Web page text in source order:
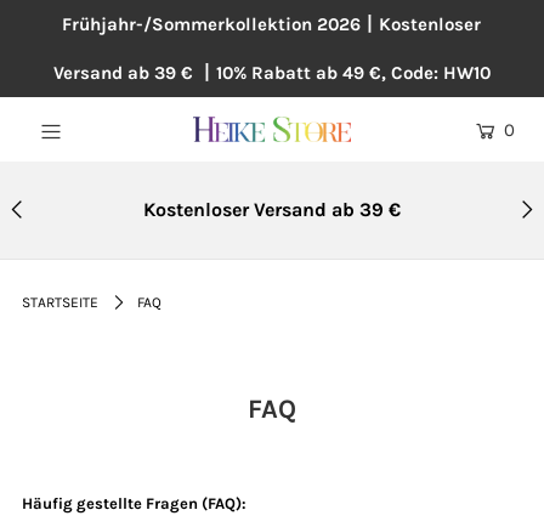
Frühjahr-/Sommerkollektion 2026丨Kostenloser
Versand ab 39 € 丨10% Rabatt ab 49 €, Code: HW10
0
Kostenloser Versand ab 39 €
STARTSEITE FAQ
FAQ
Häufig gestellte Fragen (FAQ):
TOPSELLER